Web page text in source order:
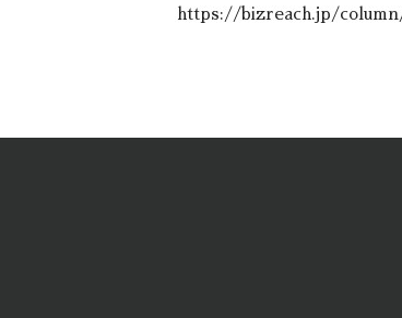
https://bizreach.jp/